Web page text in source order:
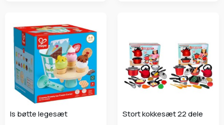
Is bøtte legesæt Stort kokkesæt 22 dele